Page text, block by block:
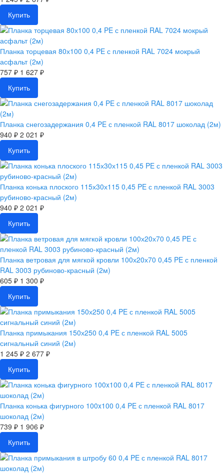
Купить
Планка торцевая 80х100 0,4 PE с пленкой RAL 7024 мокрый
асфальт (2м)
757 ₽ 1 627 ₽
Купить
Планка снегозадержания 0,4 PE с пленкой RAL 8017 шоколад (2м)
940 ₽ 2 021 ₽
Купить
Планка конька плоского 115х30х115 0,45 PE с пленкой RAL 3003
рубиново-красный (2м)
940 ₽ 2 021 ₽
Купить
Планка ветровая для мягкой кровли 100х20х70 0,45 PE с пленкой
RAL 3003 рубиново-красный (2м)
605 ₽ 1 300 ₽
Купить
Планка примыкания 150х250 0,4 PE с пленкой RAL 5005
сигнальный синий (2м)
1 245 ₽ 2 677 ₽
Купить
Планка конька фигурного 100x100 0,4 PE с пленкой RAL 8017
шоколад (2м)
739 ₽ 1 906 ₽
Купить